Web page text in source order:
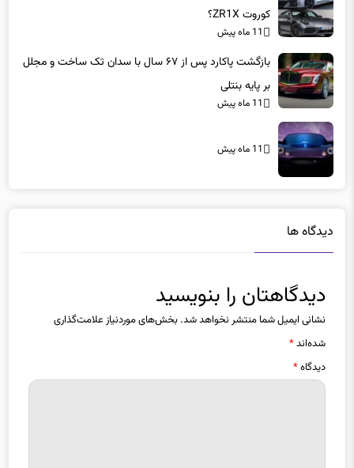
کوروت ZR1X؟
11 ماه پیش
بازگشت پاکارد پس از ۶۷ سال با سدان تک ساخت و مجلل
بر پایه بنتلی
11 ماه پیش
11 ماه پیش
دیدگاه ها
دیدگاهتان را بنویسید
نشانی ایمیل شما منتشر نخواهد شد. بخش‌های موردنیاز علامت‌گذاری
شده‌اند*
دیدگاه*